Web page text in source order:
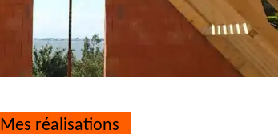
Mes réalisations